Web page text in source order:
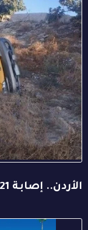
الأردن.. إصابة 21 طالباً إثر تدهور حافلة مدرسية